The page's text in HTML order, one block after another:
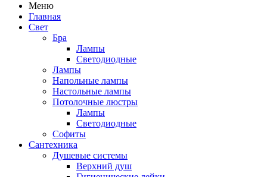
Меню
Главная
Свет
Бра
Лампы
Светодиодные
Лампы
Напольные лампы
Настольные лампы
Потолочные люстры
Лампы
Светодиодные
Софиты
Сантехника
Душевые системы
Верхний душ